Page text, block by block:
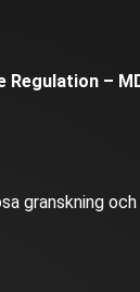
–
granskning